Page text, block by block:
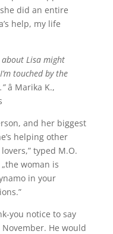
did an entire
help, my life
about Lisa might
touched by the
â Marika K.,
and her biggest
helping other
typed M.O.
woman is
in your
you notice to say
He would